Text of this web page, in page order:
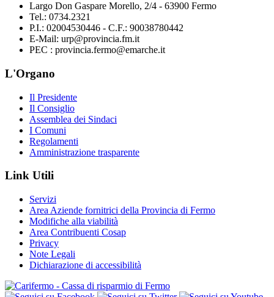
Largo Don Gaspare Morello, 2/4 - 63900 Fermo
Tel.: 0734.2321
P.I.: 02004530446 - C.F.: 90038780442
E-Mail: urp@provincia.fm.it
PEC : provincia.fermo@emarche.it
L'Organo
Il Presidente
Il Consiglio
Assemblea dei Sindaci
I Comuni
Regolamenti
Amministrazione trasparente
Link Utili
Servizi
Area Aziende fornitrici della Provincia di Fermo
Modifiche alla viabilità
Area Contribuenti Cosap
Privacy
Note Legali
Dichiarazione di accessibilità